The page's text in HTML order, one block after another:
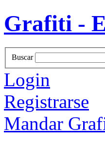
Grafiti -
Buscar
Login
Registrarse
Mandar